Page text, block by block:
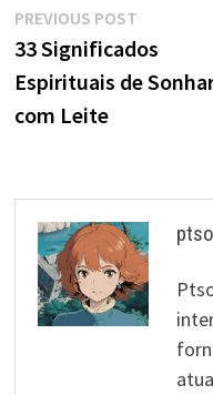
Navegação
de
artigos
PREVIOUS POSTPrevious
post:
33 Significados
Espirituais de
com Leite